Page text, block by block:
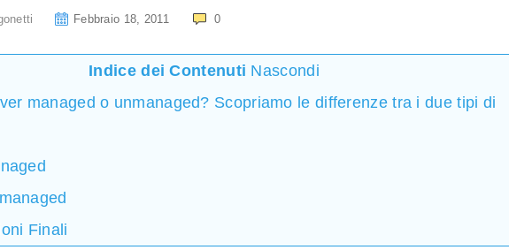
Febbraio 18, 2011 0
Indice dei Contenuti Nascondi
managed o unmanaged? Scopriamo le differenze tra i due tipi di
Finali